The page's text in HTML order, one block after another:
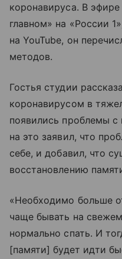
коронавируса. В
главном» на «России
на YouTube, он
методов.
Гостья студии
коронавирусом в
появились проблемы с
на это заявил, что
себе, и добавил, что
восстановлению
«Необходимо больше
чаще бывать на
нормально спать. И
[памяти] будет идти